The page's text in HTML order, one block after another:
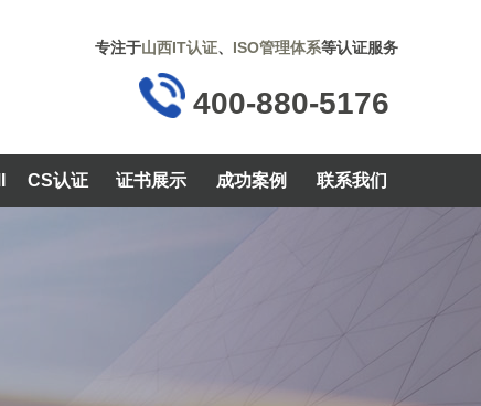
专注于山西IT认证、 ISO管理体系等认证服务
400-880-5176
CS认证 证书展示 成功案例 联系我们